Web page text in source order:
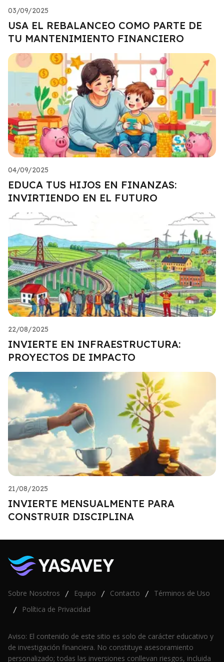
03/09/2025
USA EL REBALANCEO COMO PARTE DE
TU MANTENIMIENTO FINANCIERO
04/09/2025
EDUCA TUS HIJOS EN FINANZAS:
INVIRTIENDO EN EL FUTURO
22/08/2025
INVIERTE EN INFRAESTRUCTURA:
PROYECTOS DE IMPACTO
21/08/2025
INVIERTE MENSUALMENTE PARA
CONSTRUIR DISCIPLINA
Sobre Nosotros / Equipo / Contacto / Términos de Uso
/ Política de Privacidad
Aviso: El contenido de este sitio es solo de carácter educativo y
de investigación financiera. No constituye asesoramiento
personalizado; todas las inversiones conllevan riesgos, incluida